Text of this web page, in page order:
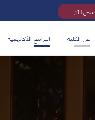
سجل الآن
عن الكلية البرامج الأكاديمية